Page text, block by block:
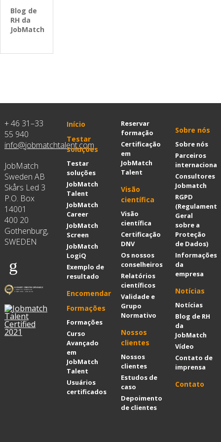
Blog de
RH da
JobMatch
+ 46 31–33
55 940
info@jobmatchtalent.com
JobMatch
Sweden AB
Skårs Led 3
P.O. Box
14001
400 20
Gothenburg,
SWEDEN
Início
Testar
soluções
Testar
soluções
JobMatch
Talent
JobMatch
Career
JobMatch
Screen
JobMatch
LogiQ
Exemplo de
resultado
Encomendar
Formações
Formações
Curso
Avançado
em
JobMatch
Talent
Usuários
certificados
Reservar
formação
Certificação
em
JobMatch
Talent
Visão
científica
Visão
científica
Certificação
DNV
Os nossos
conselheiros
Relatórios
científicos
Validade e
Grupo
Normativo
Nossos
clientes
Nossos
clientes
Estudos de
caso
Depoimentos
de clientes
Sobre nós
Sobre nós
Parceiros
Consultores
Jobmatch
RGPD
Geral
sobre a
Proteção
de Dados)
Informações
da
empresa
Notícias
Notícias
Blog de RH
da
JobMatch
Vídeo
Contato de
imprensa
Contato